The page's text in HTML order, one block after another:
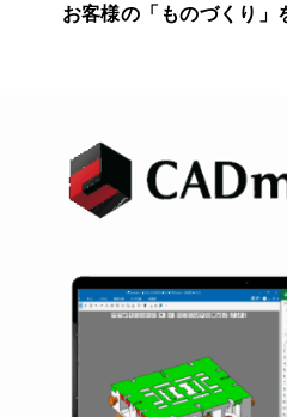
お客様の「ものづくり」